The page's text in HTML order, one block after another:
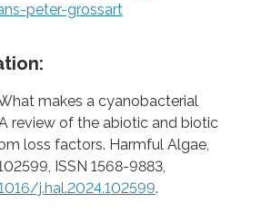
peter-grossart
makes a cyanobacterial
review of the abiotic and biotic
loss factors. Harmful Algae,
ISSN 1568-9883,
j.hal.2024.102599.